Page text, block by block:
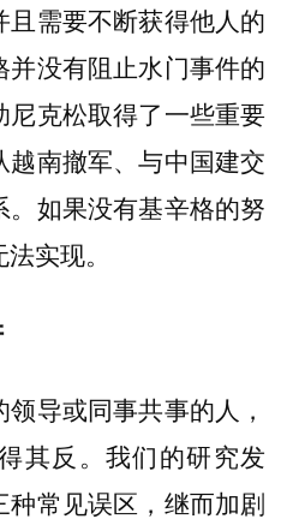
需要不断获得他人的
没有阻止水门事件的
克松取得了一些重要
南撤军、与中国建交
。如果没有基辛格的努
实现。
导或同事共事的人，
其反。我们的研究发
常见误区，继而加剧